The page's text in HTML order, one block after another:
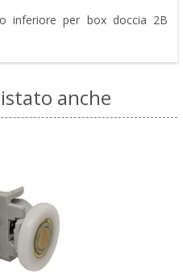
inferiore per box doccia 2B
anche